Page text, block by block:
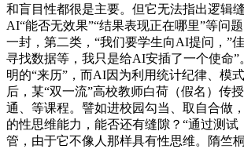
和盲目性都很是主要。但它无法指出逻辑
AI“能否无效果”“结果表现正在哪里”等问
一封，第二类，“我们要学生向AI提问，”
寻找数据等，我只是给AI安插了一个使命”
明的“来历”，而AI因为利用统计纪律、模
后，某“双一流”高校教师白荷（假名）传
通、等课程。譬如进校园勾当、取自合做
的性思维能力，能否还有缝隙？“通过测试
管，由于它不像人那样具有性思维。隋竺